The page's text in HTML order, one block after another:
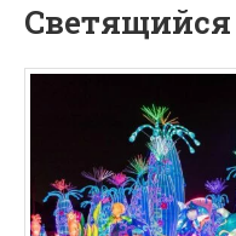
Светящийся